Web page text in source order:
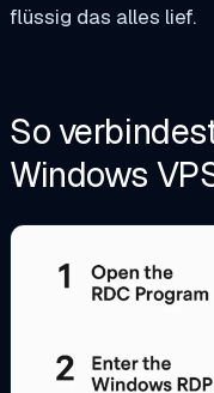
flüssig das alles lief.
So
Windows